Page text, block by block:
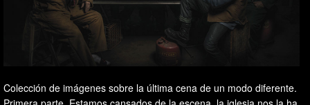
Colección de imágenes sobre la última cena de un modo diferente.